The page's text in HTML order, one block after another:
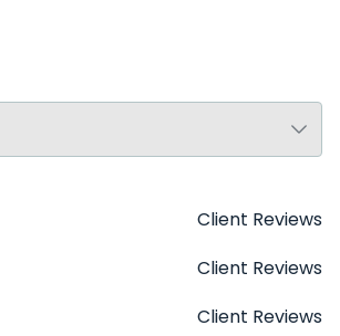
Client Reviews
Client Reviews
Client Reviews